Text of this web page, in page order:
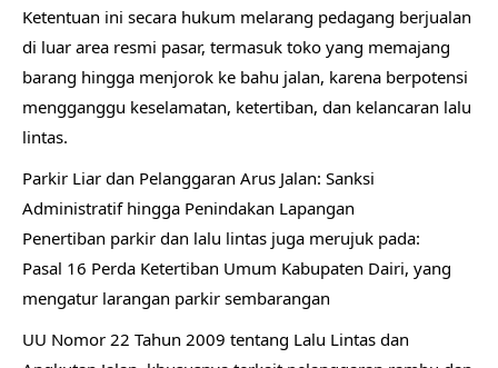
Ketentuan ini secara hukum melarang pedagang berjualan
di luar area resmi pasar, termasuk toko yang memajang
barang hingga menjorok ke bahu jalan, karena berpotensi
mengganggu keselamatan, ketertiban, dan kelancaran lalu
lintas.
Parkir Liar dan Pelanggaran Arus Jalan: Sanksi
Administratif hingga Penindakan Lapangan
Penertiban parkir dan lalu lintas juga merujuk pada:
Pasal 16 Perda Ketertiban Umum Kabupaten Dairi, yang
mengatur larangan parkir sembarangan
UU Nomor 22 Tahun 2009 tentang Lalu Lintas dan